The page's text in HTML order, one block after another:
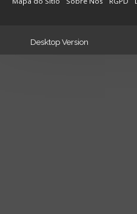
Desktop Version